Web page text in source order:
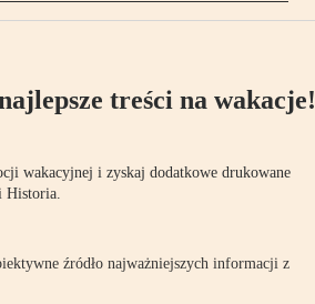
treści na wakacje!
wakacyjnej i zyskaj dodatkowe drukowane
Historia.
źródło najważniejszych informacji z